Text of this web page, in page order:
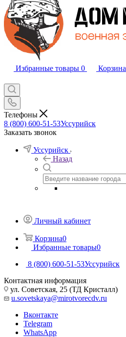
Избранные товары 0 Корзина
Телефоны
8 (800) 600-51-53Уссурийск
Заказать звонок
Уссурийск
Назад
Личный кабинет
Корзина0
Избранные товары0
8 (800) 600-51-53Уссурийск
Контактная информация
ул. Советская, 25 (ТД Кристалл)
u.sovetskaya@mirotvorecdv.ru
Вконтакте
Telegram
WhatsApp